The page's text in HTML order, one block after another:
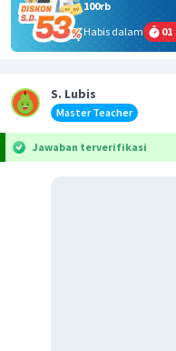
100rb
Habis dalam
01
S. Lubis
Master Teacher
Jawaban terverifikasi